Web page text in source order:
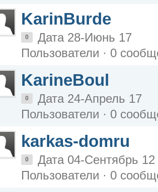
KarinBurde
0
Дата 28-Июнь 17
Пользователи · 0
KarineBoul
0
Дата 24-Апрель 17
Пользователи · 0
karkas-domru
0
Дата 04-Сентябрь 12
Пользователи · 0